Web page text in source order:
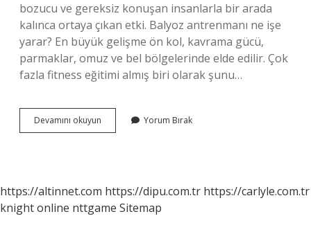
bozucu ve gereksiz konuşan insanlarla bir arada
kalınca ortaya çıkan etki. Balyoz antrenmanı ne işe
yarar? En büyük gelişme ön kol, kavrama gücü,
parmaklar, omuz ve bel bölgelerinde elde edilir. Çok
fazla fitness eğitimi almış biri olarak şunu…
Devamını okuyun
Gücü
Yorum Bırak
https://altinnet.com https://dipu.com.tr https://carlyle.com.tr
knight online nttgame Sitemap